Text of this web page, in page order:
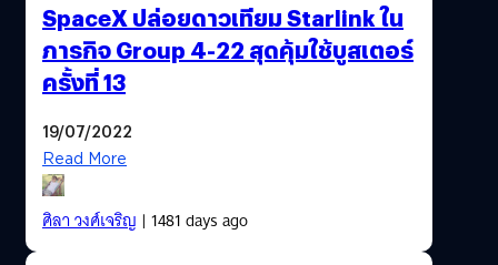
SpaceX ปล่อยดาวเทียม Starlink ใน
ภารกิจ Group 4-22 สุดคุ้มใช้บูสเตอร์
ครั้งที่ 13
19/07/2022
Read More
ศิลา วงศ์เจริญ | 1481 days ago